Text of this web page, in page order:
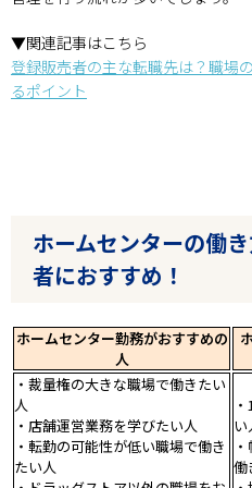
▼関連記事はこちら
登録販売者の主な転職先は？職場
るポイント
ホームセンターの働
者におすすめ！
ホームセンター勤務がおすすめの
人
・裁量権の大きな職場で働きたい
人
・店舗運営業務を学びたい人
・転勤の可能性が低い職場で働き
たい人
い
働